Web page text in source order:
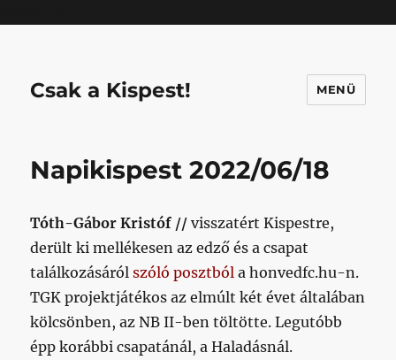
Csak a Kispest! MENÜ
Napikispest 2022/06/18
Tóth-Gábor Kristóf // visszatért Kispestre,
derült ki mellékesen az edző és a csapat
találkozásárólszóló posztból a honvedfc.hu-n.
TGK projektjátékos az elmúlt két évet általában
kölcsönben, az NB II-ben töltötte. Legutóbb
épp korábbi csapatánál, a Haladásnál.